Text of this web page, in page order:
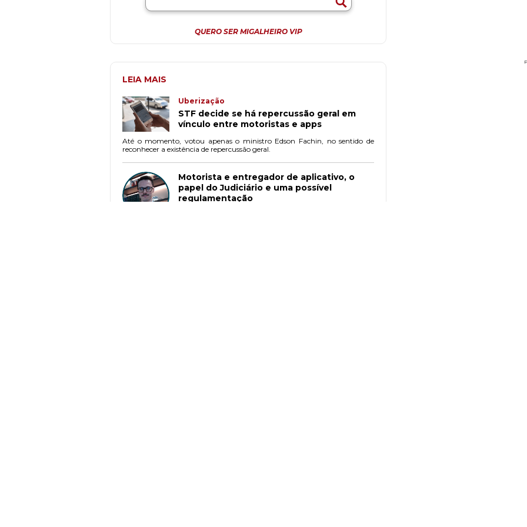
QUERO SER MIGALHEIRO VIP
LEIA MAIS
Uberização
STF decide se há repercussão geral em
vínculo entre motoristas e apps
Até o momento, votou apenas o ministro Edson Fachin, no sentido de
reconhecer a existência de repercussão geral.
Motorista e entregador de aplicativo, o
papel do Judiciário e uma possível
regulamentação